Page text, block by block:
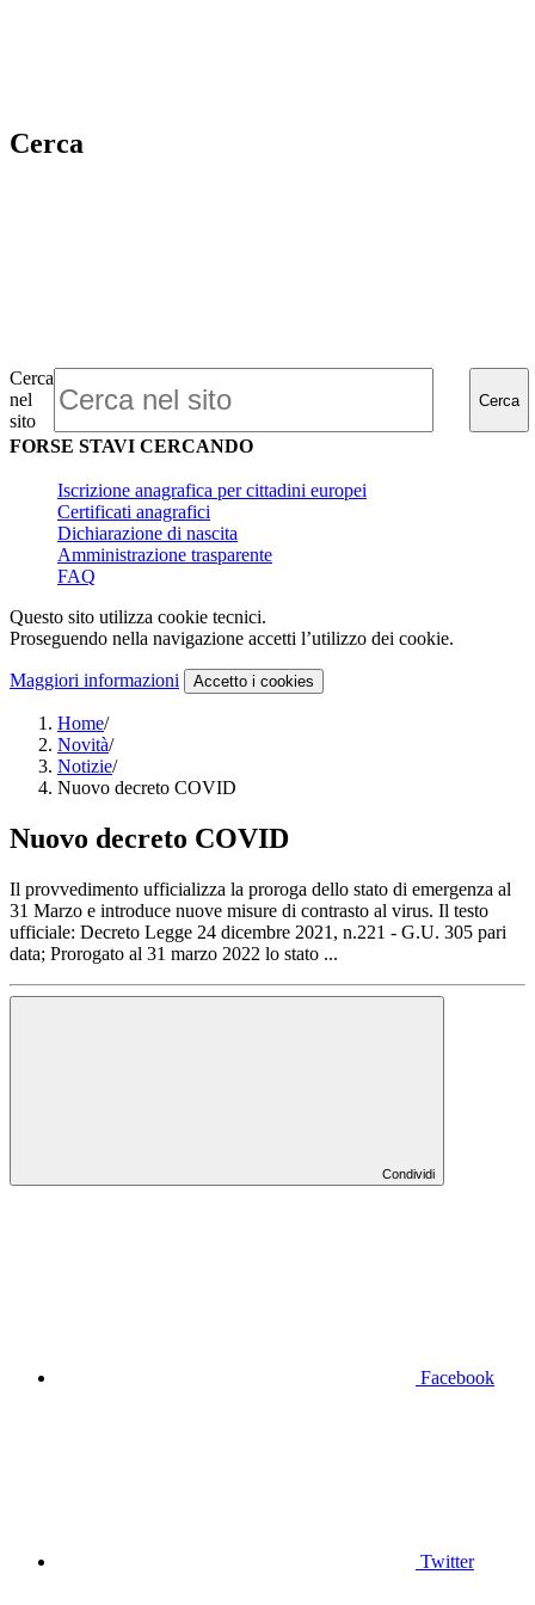
Cerca
Cerca
nel
sito
Cerca
FORSE STAVI CERCANDO
Iscrizione anagrafica per cittadini europei
Certificati anagrafici
Dichiarazione di nascita
Amministrazione trasparente
FAQ
Questo sito utilizza cookie tecnici.
Proseguendo nella navigazione accetti l’utilizzo dei cookie.
Maggiori informazioni Accetto i cookies
Home/
Novità/
Notizie/
Nuovo decreto COVID
Nuovo decreto COVID
Il provvedimento ufficializza la proroga dello stato di emergenza al
31 Marzo e introduce nuove misure di contrasto al virus. Il testo
ufficiale: Decreto Legge 24 dicembre 2021, n.221 - G.U. 305 pari
data; Prorogato al 31 marzo 2022 lo stato ...
Condividi
Facebook
Twitter